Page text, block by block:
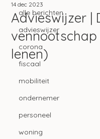
alle berichten
advieswijzer
corona
fiscaal
mobiliteit
ondernemer
personeel
woning
Advieswijzer |
lenen)
14 dec 2023